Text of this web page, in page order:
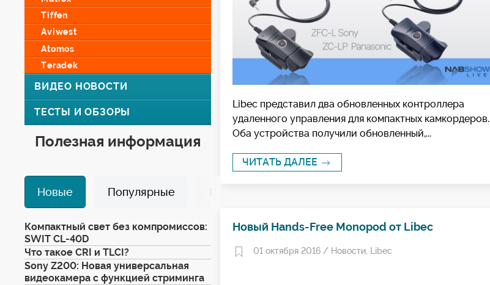
Tiffen
Aviwest
Atomos
Teradek
ВИДЕО НОВОСТИ
ТЕСТЫ И ОБЗОРЫ
Полезная информация
Новые Популярные Избранные
Компактный свет без компромиссов:
SWIT CL-40D
Что такое CRI и TLCI?
Sony Z200: Новая универсальная
видеокамера с функцией стриминга
Libec представил два обновленных контроллера
удаленного управления для компактных камкордеров.
Оба устройства получили обновленный,...
ЧИТАТЬ ДАЛЕЕ
Новый Hands-Free Monopod от Libec
01 октября 2016 / Новости, Libec